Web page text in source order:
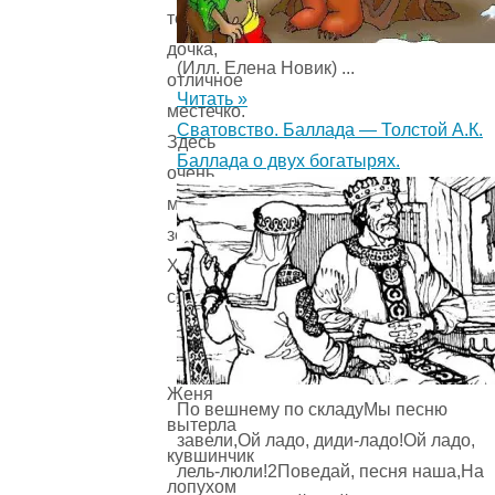
тебе,
дочка,
отличное
местечко.
Здесь
очень
много
земляники.
Ходи,
собирай.
Женя
вытерла
кувшинчик
лопухом
(Илл. Елена Новик) ...
Читать »
Сватовство. Баллада — Толстой А.К.
Баллада о двух богатырях.
По вешнему по складуМы песню
завели,Ой ладо, диди-ладо!Ой ладо,
лель-люли!2Поведай, песня наша,На